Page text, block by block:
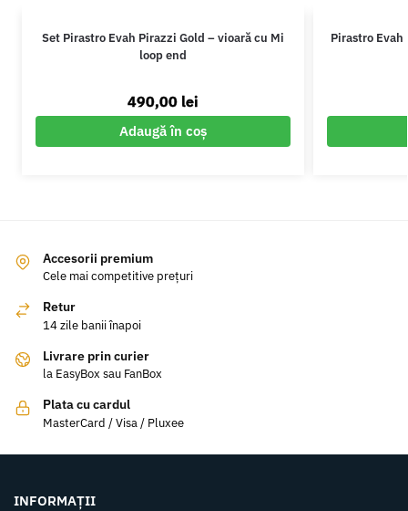
Set Pirastro Evah Pirazzi Gold – vioară cu Mi
loop end
490,00 lei
Adaugă în coș
Pirastro
Accesorii premium
Cele mai competitive prețuri
Retur
14 zile banii înapoi
Livrare prin curier
la EasyBox sau FanBox
Plata cu cardul
MasterCard / Visa / Pluxee
INFORMAȚII